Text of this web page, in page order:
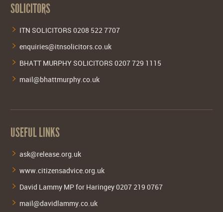
SOLICITORS
ITN SOLICITORS 0208 522 7707
enquiries@itnsolicitors.co.uk
BHATT MURPHY SOLICITORS 0207 729 1115
mail@bhattmurphy.co.uk
USEFUL LINKS
ask@release.org.uk
www.citizensadvice.org.uk
David Lammy MP for Haringey 0207 219 0767
mail@davidlammy.co.uk